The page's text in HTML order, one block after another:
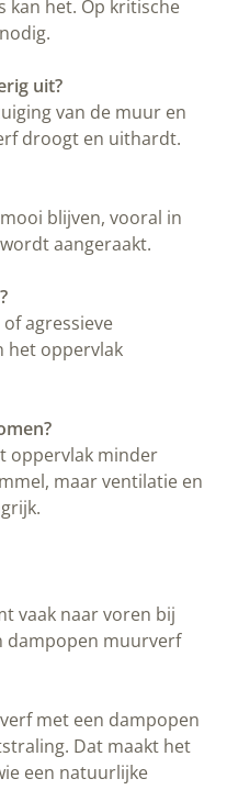
kan het. Op kritische
uit?
van de muur en
droogt en uithardt.
blijven, vooral in
aangeraakt.
agressieve
het oppervlak
oppervlak minder
maar ventilatie en
vaak naar voren bij
dampopen muurverf
met een dampopen
Dat maakt het
een natuurlijke